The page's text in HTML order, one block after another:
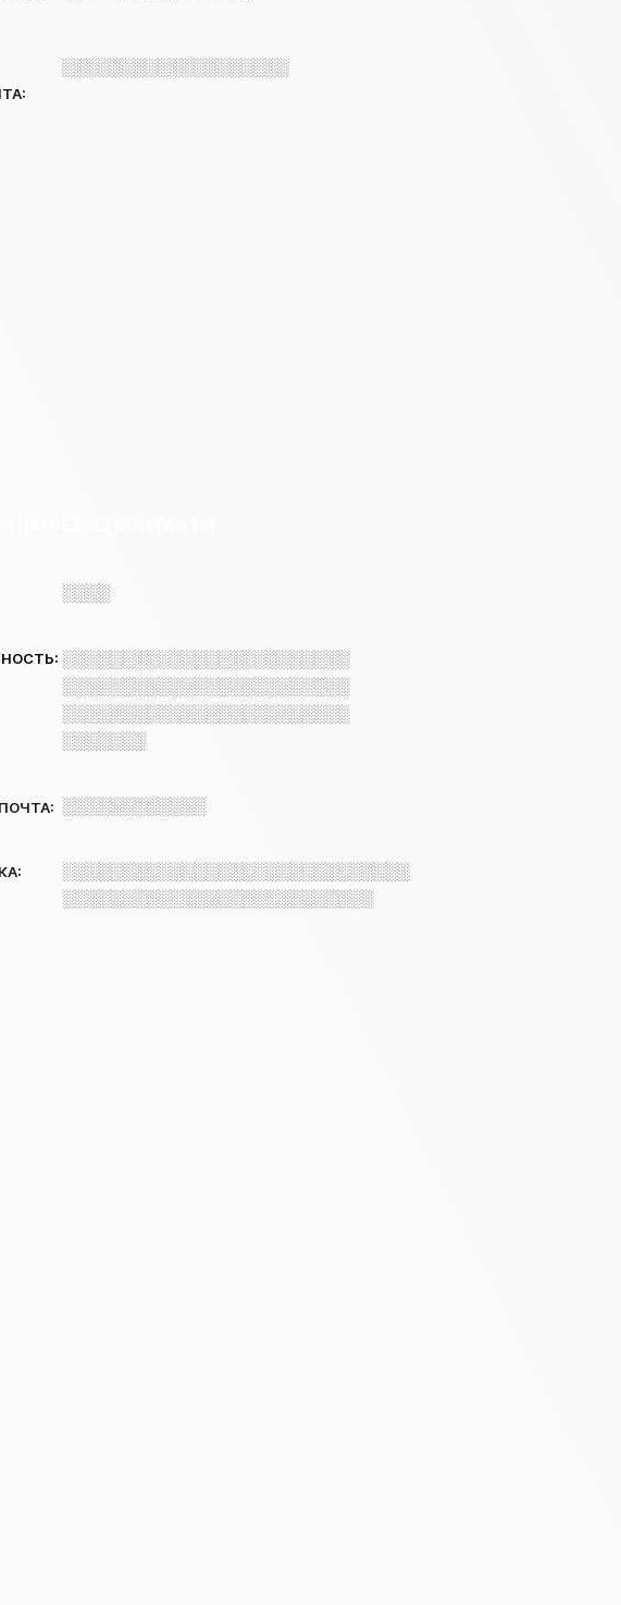
░░░░░░░░░░░░░░░░░░░
░░░░
░░░░░░░░░░░░░░░░░░░░░░░░
░░░░░░░░░░░░░░░░░░░░░░░░
░░░░░░░░░░░░░░░░░░░░░░░░
░░░░░░░
░░░░░░░░░░░░
░░░░░░░░░░░░░░░░░░░░░░░░░░░░░
░░░░░░░░░░░░░░░░░░░░░░░░░░